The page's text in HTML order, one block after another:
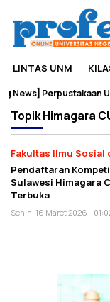
LINTAS UNM
News] Perpustakaan
TopikHimagara
Fakultas Ilmu Sosial
Pendaftaran
Sulawesi Himagara
Terbuka
Senin, 16 Maret 2026 -